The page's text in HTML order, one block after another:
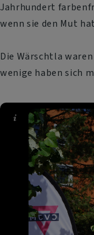
Jahrhundert
wenn sie den Mut
Die Wärschtla
wenige haben sich